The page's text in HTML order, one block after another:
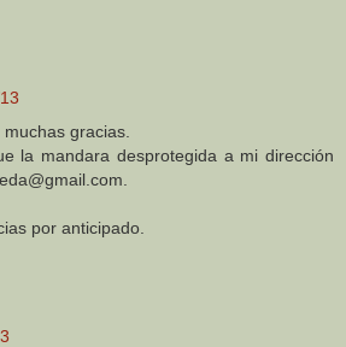
gracias.
la mandara desprotegida a mi dirección
por anticipado.